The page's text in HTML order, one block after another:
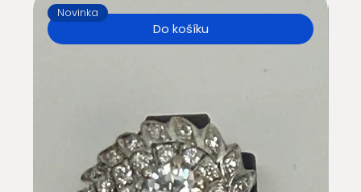
Do košíku
Novinka